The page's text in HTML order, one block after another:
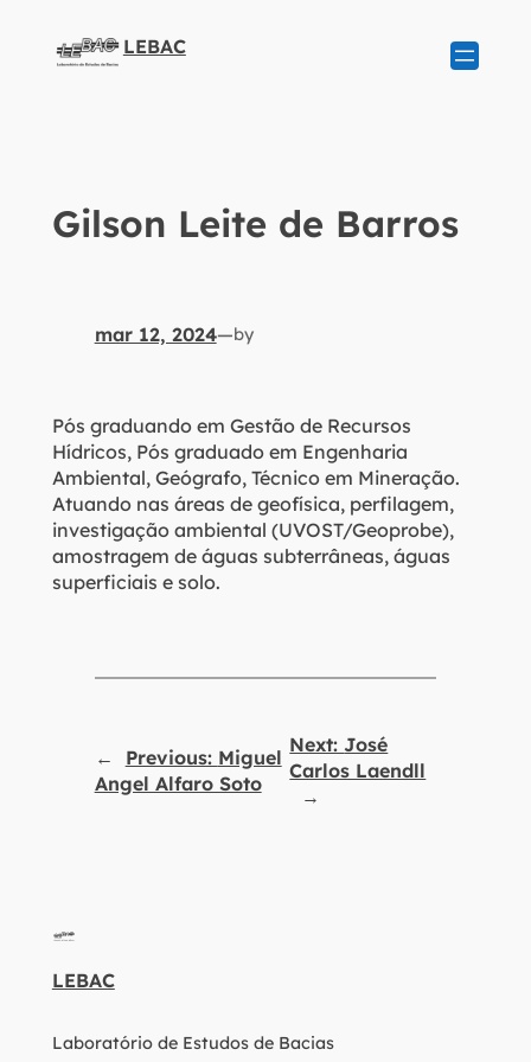
LEBAC
Gilson Leite de Barros
mar 12, 2024—by
Pós graduando em Gestão de Recursos
Hídricos, Pós graduado em Engenharia
Ambiental, Geógrafo, Técnico em Mineração.
Atuando nas áreas de geofísica, perfilagem,
investigação ambiental (UVOST/Geoprobe),
amostragem de águas subterrâneas, águas
superficiais e solo.
← Previous: Miguel
Angel Alfaro Soto
Next: José
Carlos Laendll
→
LEBAC
Laboratório de Estudos de Bacias